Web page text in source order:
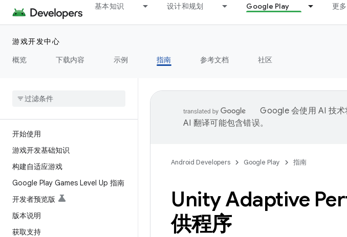
基本知识 设计和规划 Google Play 更多
游戏开发中心
概览
下载内容 示例 指南 参考文档 社区
开始使用
游戏开发基础知识
构建自适应游戏
Google Play Games Level Up 指南
开发者预览版
版本说明
获取支持
Google 会使用 AI 技术
AI 翻译可能包含错误。
Android Developers Google Play 指南
Unity Adaptive
供程序